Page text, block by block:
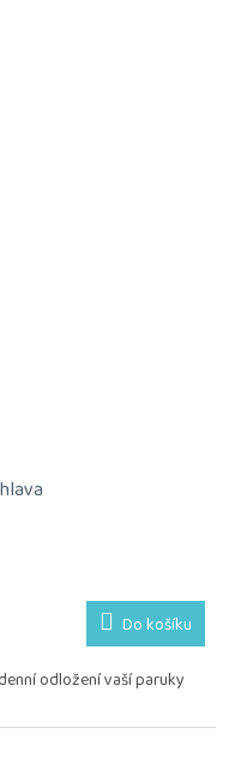
Do košíku
odložení vaší paruky